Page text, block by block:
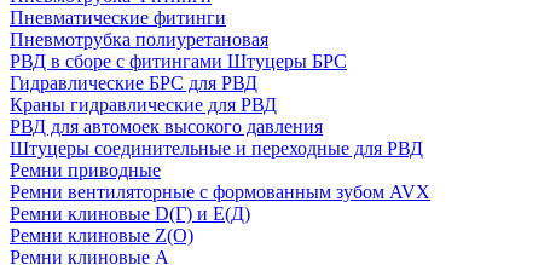
Пневматические фитинги
Пневмотрубка полиуретановая
РВД в сборе с фитингами Штуцеры БРС
Гидравлические БРС для РВД
Краны гидравлические для РВД
РВД для автомоек высокого давления
Штуцеры соединительные и переходные для РВД
Ремни приводные
Ремни вентиляторные с формованным зубом AVX
Ремни клиновые D(Г) и Е(Д)
Ремни клиновые Z(О)
Ремни клиновые А